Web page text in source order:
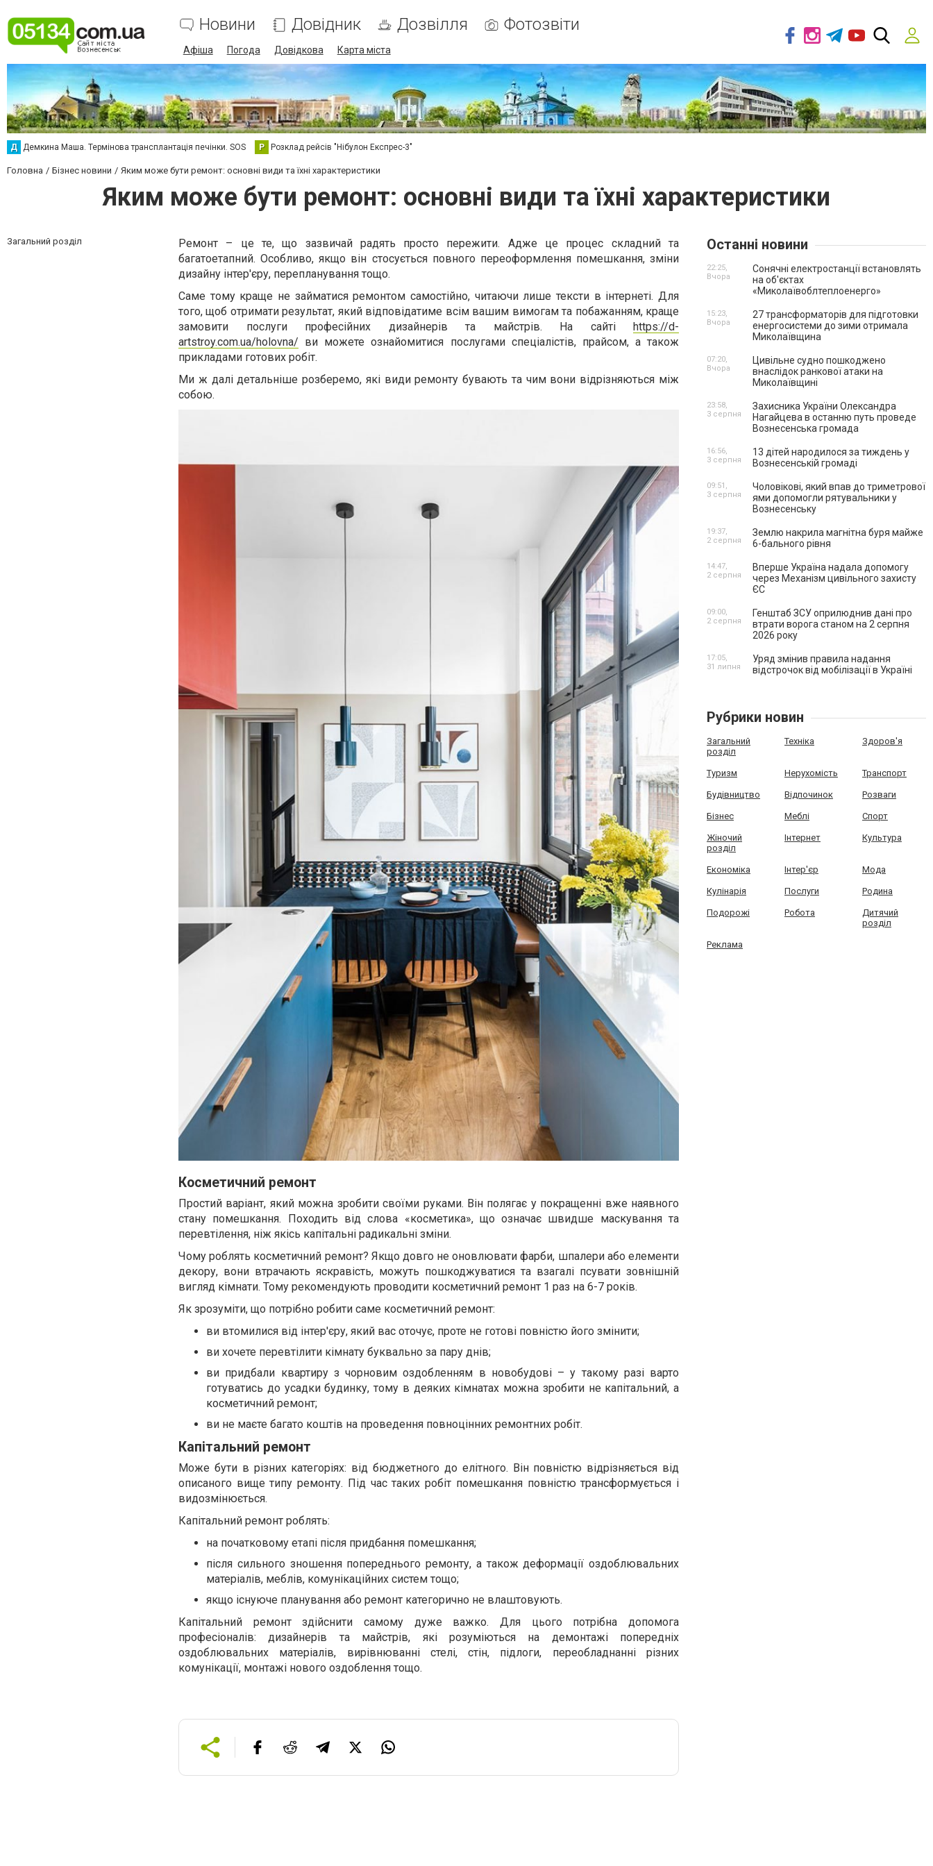
Новини Довідник Дозвілля Фотозвіти
Афіша Погода Довідкова Карта міста
Д Демкина Маша. Термінова трансплантація печінки. SOS Р Розклад рейсів "Нібулон Експрес-3"
Головна Бізнес новини Яким може бути ремонт: основні види та їхні характеристики
Яким може бути ремонт: основні види та їхні характеристики
Загальний розділ
Ремонт – це те, що зазвичай радять просто пережити. Адже це процес складний та
багатоетапний. Особливо, якщо він стосується повного переоформлення помешкання, зміни
дизайну інтер'єру, перепланування тощо.
Саме тому краще не займатися ремонтом самостійно, читаючи лише тексти в інтернеті. Для
того, щоб отримати результат, який відповідатиме всім вашим вимогам та побажанням, краще
замовити послуги професійних дизайнерів та майстрів. На сайті https://d-
artstroy.com.ua/holovna/ ви можете ознайомитися послугами спеціалістів, прайсом, а також
прикладами готових робіт.
Ми ж далі детальніше розберемо, які види ремонту бувають та чим вони відрізняються між
собою.
Косметичний ремонт
Простий варіант, який можна зробити своїми руками. Він полягає у покращенні вже наявного
стану помешкання. Походить від слова «косметика», що означає швидше маскування та
перевтілення, ніж якісь капітальні радикальні зміни.
Чому роблять косметичний ремонт? Якщо довго не оновлювати фарби, шпалери або елементи
декору, вони втрачають яскравість, можуть пошкоджуватися та взагалі псувати зовнішній
вигляд кімнати. Тому рекомендують проводити косметичний ремонт 1 раз на 6-7 років.
Як зрозуміти, що потрібно робити саме косметичний ремонт:
ви втомилися від інтер'єру, який вас оточує, проте не готові повністю його змінити;
ви хочете перевтілити кімнату буквально за пару днів;
ви придбали квартиру з чорновим оздобленням в новобудові – у такому разі варто
готуватись до усадки будинку, тому в деяких кімнатах можна зробити не капітальний, а
косметичний ремонт;
ви не маєте багато коштів на проведення повноцінних ремонтних робіт.
Капітальний ремонт
Може бути в різних категоріях: від бюджетного до елітного. Він повністю відрізняється від
описаного вище типу ремонту. Під час таких робіт помешкання повністю трансформується і
видозмінюється.
Капітальний ремонт роблять:
на початковому етапі після придбання помешкання;
після сильного зношення попереднього ремонту, а також деформації оздоблювальних
матеріалів, меблів, комунікаційних систем тощо;
якщо існуюче планування або ремонт категорично не влаштовують.
Капітальний ремонт здійснити самому дуже важко. Для цього потрібна допомога
професіоналів: дизайнерів та майстрів, які розуміються на демонтажі попередніх
оздоблювальних матеріалів, вирівнюванні стелі, стін, підлоги, переобладнанні різних
комунікації, монтажі нового оздоблення тощо.
Останні новини
Сонячні електростанції встановлять
на об'єктах
«Миколаївоблтеплоенерго»
22:25,
Вчора
27 трансформаторів для підготовки
енергосистеми до зими отримала
Миколаївщина
15:23,
Вчора
Цивільне судно пошкоджено
внаслідок ранкової атаки на
Миколаївщині
07:20,
Вчора
Захисника України Олександра
Нагайцева в останню путь проведе
Вознесенська громада
23:58,
3 серпня
13 дітей народилося за тиждень у
Вознесенській громаді
16:56,
3 серпня
Чоловікові, який впав до триметрової
ями допомогли рятувальники у
Вознесенську
09:51,
3 серпня
Землю накрила магнітна буря майже
6-бального рівня
19:37,
2 серпня
Вперше Україна надала допомогу
через Механізм цивільного захисту
ЄС
14:47,
2 серпня
Генштаб ЗСУ оприлюднив дані про
втрати ворога станом на 2 серпня
2026 року
09:00,
2 серпня
Уряд змінив правила надання
відстрочок від мобілізації в Україні
17:05,
31 липня
Рубрики новин
Загальний
розділ
Техніка Здоров'я
Туризм Нерухомість Транспорт
Будівництво Відпочинок Розваги
Бізнес Меблі Спорт
Жіночий
розділ
Інтернет Культура
Економіка Інтер'єр Мода
Кулінарія Послуги Родина
Подорожі Робота
Дитячий
розділ
Реклама